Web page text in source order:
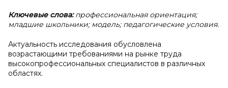
Ключевые слова:профессиональная ориентация;
младшие школьники; модель; педагогические условия.
Актуальность исследования обусловлена
возрастающими требованиями на рынке труда
высокопрофессиональных специалистов в различных
областях.